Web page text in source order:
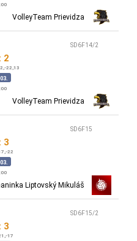
VolleyTeam Prievidza
SD6F14/2
2
22,13
VolleyTeam Prievidza
SD6F15
3
22
Liptovský Mikuláš
SD6F15/2
3
17